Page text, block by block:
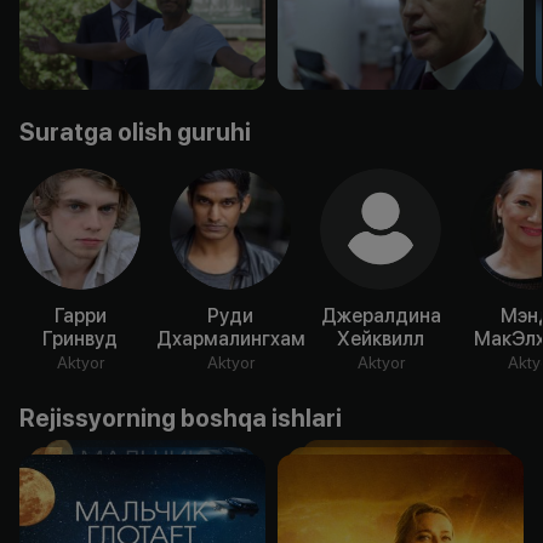
Suratga olish guruhi
Гарри
Гринвуд
Aktyor
Руди
Дхармалингхам
Aktyor
Джералдина
Хейквилл
Aktyor
Rejissyorning boshqa ishlari